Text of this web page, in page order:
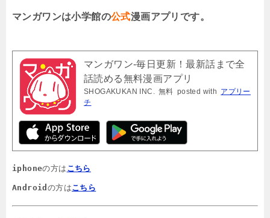
マンガワンは小学館の公式漫画アプリです。
マンガワン-毎日更新！最新話まで全
話読める無料漫画アプリ
SHOGAKUKAN INC. 無料 posted with アプリー
チ
iphoneの方は こちら
Android の方はこちら